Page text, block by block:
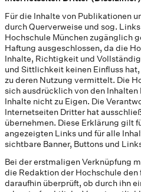
Für die Inhalte von Publikationen
durch Querverweise und sog.
Hochschule München zugänglich
Haftung ausgeschlossen, da die
Inhalte, Richtigkeit und
und Sittlichkeit keinen Einfluss
zu deren Nutzung vermittelt. Die
sich ausdrücklich von den
Inhalte nicht zu Eigen. Die
Internetseiten Dritter hat
übernehmen. Diese Erklärung gilt
angezeigten Links und für alle
sichtbare Banner, Buttons und
Bei der erstmaligen Verknüpfung
die Redaktion der Hochschule
daraufhin überprüft, ob durch ihn